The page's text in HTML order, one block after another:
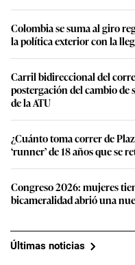
Colombia se suma al giro
la política exterior con la
Carril bidireccional del
postergación del cambio de
de la ATU
¿Cuánto toma correr de
‘runner’ de 18 años que se
Congreso 2026: mujeres
bicameralidad abrió una
Últimas noticias